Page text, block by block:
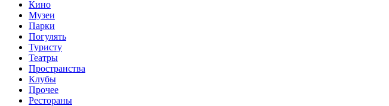
Кино
Музеи
Парки
Погулять
Туристу
Театры
Пространства
Клубы
Прочее
Рестораны